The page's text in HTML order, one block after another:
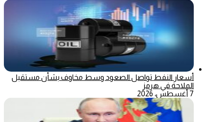
أسعار النفط تواصل الصعود وسط مخاوف بشأن مستقبل
الملاحة في هرمز
7 أغسطس، 2026